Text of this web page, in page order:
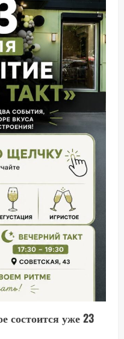
состоится уже 23